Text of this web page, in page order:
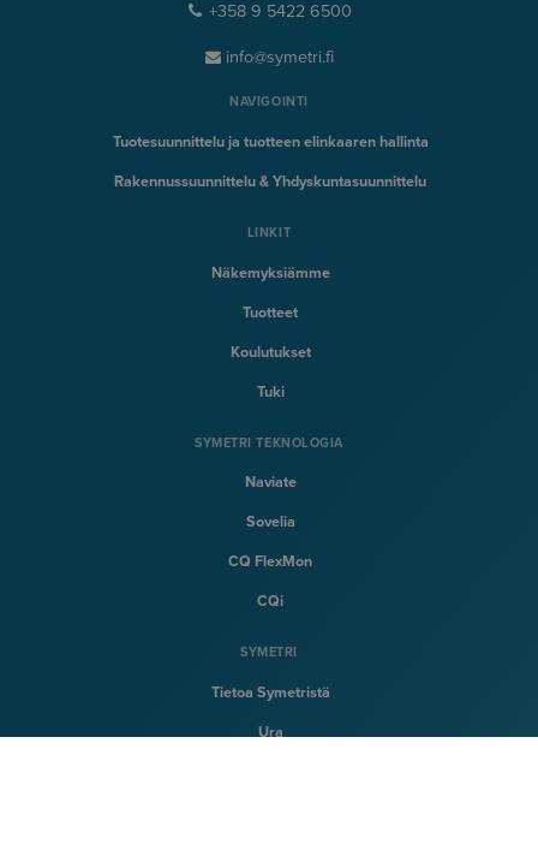
+358 9 5422 6500
info@symetri.fi
NAVIGOINTI
Tuotesuunnittelu ja tuotteen elinkaaren hallinta
Rakennussuunnittelu & Yhdyskuntasuunnittelu
LINKIT
Näkemyksiämme
Tuotteet
Koulutukset
Tuki
SYMETRI TEKNOLOGIA
Naviate
Sovelia
CQ FlexMon
CQi
SYMETRI
Tietoa Symetristä
Ura